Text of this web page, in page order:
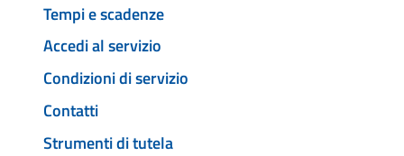
Tempi e scadenze
Accedi al servizio
Condizioni di servizio
Contatti
Strumenti di tutela